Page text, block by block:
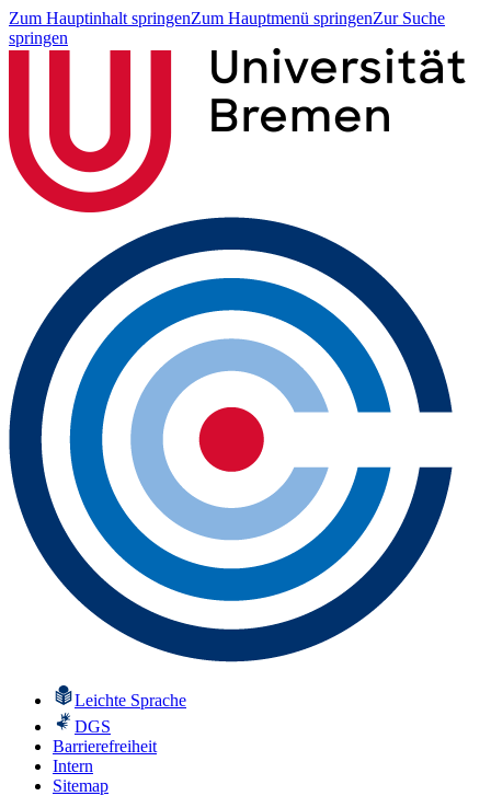
Zum Hauptinhalt springenZum Hauptmenü springenZur Suche
springen
Leichte Sprache
DGS
Barrierefreiheit
Intern
Sitemap